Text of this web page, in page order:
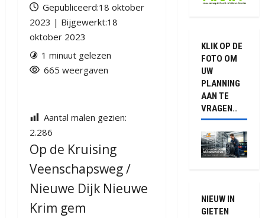
Gepubliceerd:18 oktober
2023 | Bijgewerkt:18
oktober 2023
1 minuut gelezen
665 weergaven
Aantal malen gezien:
2.286
Op de Kruising
Veenschapsweg /
Nieuwe Dijk Nieuwe
Krim gem
KLIK OP DE
FOTO OM
UW
PLANNING
AAN TE
VRAGEN..
NIEUW IN
GIETEN